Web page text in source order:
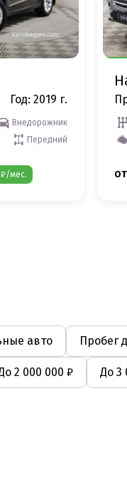
Год: 2019 г.
Внедорожник
Передний
₽/мес.
авто Пробег
2 000 000 ₽ До 3